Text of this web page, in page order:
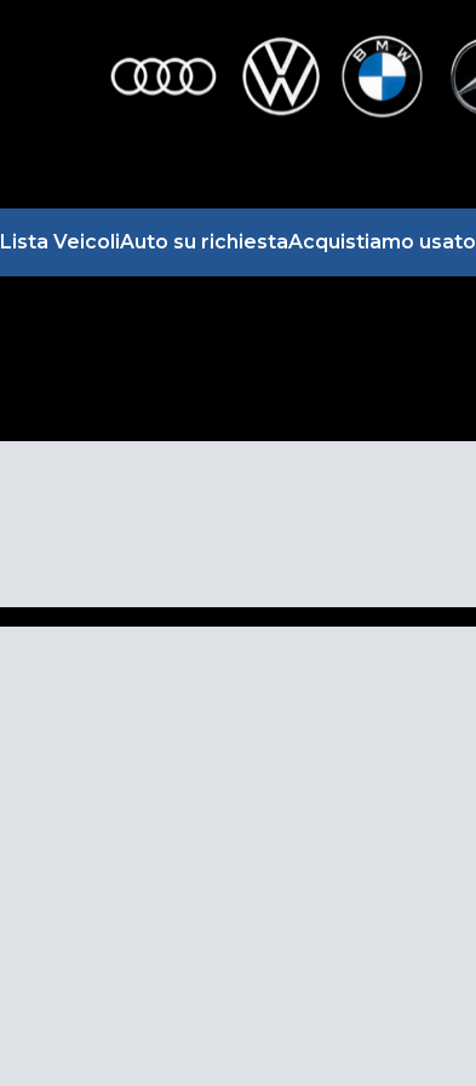
Lista VeicoliAuto su richiestaAcquistiamo usato